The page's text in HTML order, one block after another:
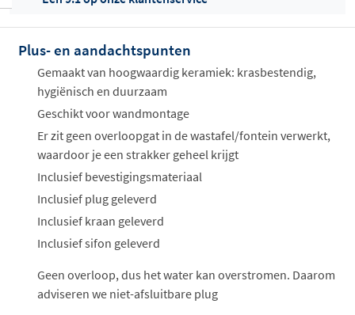
Offertes
ophalen...
Plus- en aandachtspunten
Gemaakt van hoogwaardig keramiek: krasbestendig,
hygiënisch en duurzaam
Geschikt voor wandmontage
Er zit geen overloopgat in de wastafel/fontein verwerkt,
waardoor je een strakker geheel krijgt
Inclusief bevestigingsmateriaal
Inclusief plug geleverd
Inclusief kraan geleverd
Inclusief sifon geleverd
Geen overloop, dus het water kan overstromen. Daarom
adviseren we niet-afsluitbare plug